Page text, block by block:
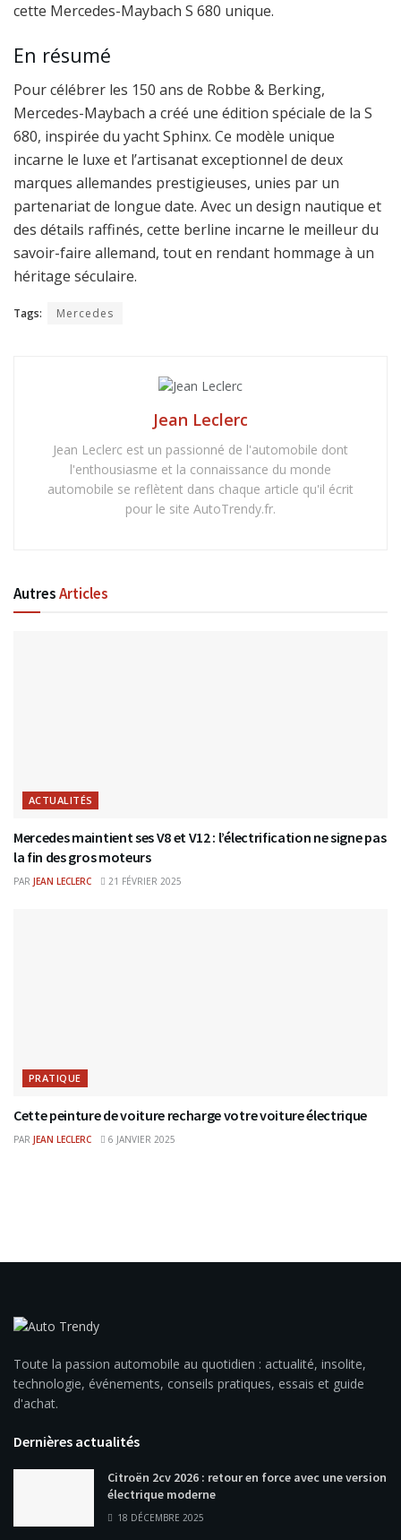
cette Mercedes-Maybach S 680 unique.
En résumé
Pour célébrer les 150 ans de Robbe & Berking,
Mercedes-Maybach a créé une édition spéciale de la S
680, inspirée du yacht Sphinx. Ce modèle unique
incarne le luxe et l’artisanat exceptionnel de deux
marques allemandes prestigieuses, unies par un
partenariat de longue date. Avec un design nautique et
des détails raffinés, cette berline incarne le meilleur du
savoir-faire allemand, tout en rendant hommage à un
héritage séculaire.
Tags: Mercedes
Jean Leclerc
Jean Leclerc est un passionné de l'automobile dont
l'enthousiasme et la connaissance du monde
automobile se reflètent dans chaque article qu'il écrit
pour le site AutoTrendy.fr.
AutresArticles
ACTUALITÉS
Mercedes maintient ses V8 et V12 : l’électrification ne signe pas
la fin des gros moteurs
PAR JEAN LECLERC 21 FÉVRIER 2025
PRATIQUE
Cette peinture de voiture recharge votre voiture électrique
PAR JEAN LECLERC 6 JANVIER 2025
Toute la passion automobile au quotidien : actualité, insolite,
technologie, événements, conseils pratiques, essais et guide
d'achat.
Dernières actualités
Citroën 2cv 2026 : retour en force avec une version
électrique moderne
18 DÉCEMBRE 2025